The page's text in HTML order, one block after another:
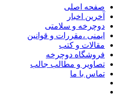
صفحه اصلی
آخرین اخبار
دوچرخه و سلامتی
ایمنی ،مقررات و قوانین
مقالات و کتب
فروشگاه دوچرخه
تصاویر و مطالب جالب
تماس با ما